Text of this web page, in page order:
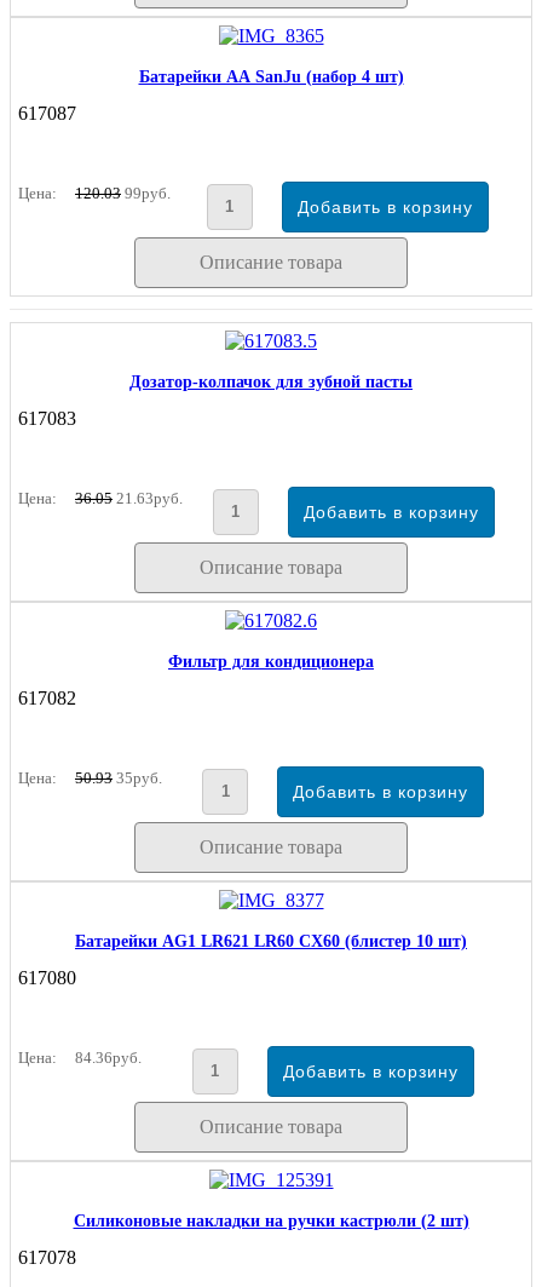
Батарейки АА SanJu (набор 4 шт)
617087
Цена: 120.03 99руб.
Описание товара
Дозатор-колпачок для зубной пасты
617083
Цена: 36.05 21.63руб.
Описание товара
Фильтр для кондиционера
617082
Цена: 50.93 35руб.
Описание товара
Батарейки AG1 LR621 LR60 CX60 (блистер 10 шт)
617080
Цена: 84.36руб.
Описание товара
Силиконовые накладки на ручки кастрюли (2 шт)
617078